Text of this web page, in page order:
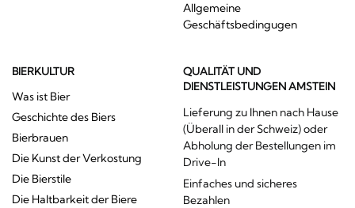
Allgemeine
Geschäftsbedingugen
BIERKULTUR
Was ist Bier
Geschichte des Biers
Bierbrauen
Die Kunst der Verkostung
Die Bierstile
Die Haltbarkeit der Biere
QUALITÄT UND
DIENSTLEISTUNGEN AMSTEIN
Lieferung zu Ihnen nach Hause
(Überall in der Schweiz) oder
Abholung der Bestellungen im
Drive-In
Einfaches und sicheres
Bezahlen